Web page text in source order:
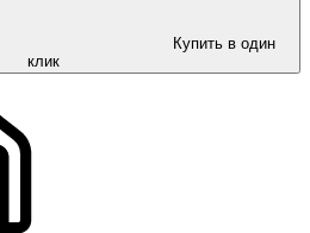
Купить в один
клик